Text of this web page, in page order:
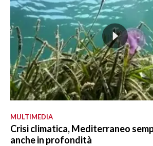
MULTIMEDIA
Crisi climatica, Mediterraneo
anche in profondità